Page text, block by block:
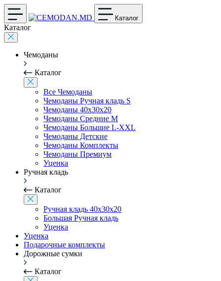
Каталог
Каталог
Чемоданы
Каталог
Все Чемоданы
Чемоданы Ручная кладь S
Чемоданы 40x30x20
Чемоданы Средние M
Чемоданы Большие L-XXL
Чемоданы Детские
Чемоданы Комплекты
Чемоданы Премиум
Уценка
Ручная кладь
Каталог
Ручная кладь 40x30x20
Большая Ручная кладь
Уценка
Уценка
Подарочные комплекты
Дорожные сумки
Каталог